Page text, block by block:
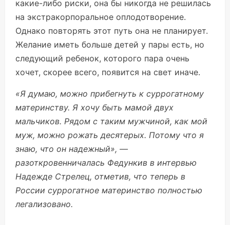
какие-либо риски, она бы никогда не решилась
на экстракорпоральное оплодотворение.
Однако повторять этот путь она не планирует.
Желание иметь больше детей у пары есть, но
следующий ребенок, которого пара очень
хочет, скорее всего, появится на свет иначе.
«Я думаю, можно прибегнуть к суррогатному
материнству. Я хочу быть мамой двух
мальчиков. Рядом с таким мужчиной, как мой
муж, можно рожать десятерых. Потому что я
знаю, что он надежный», —
разоткровенничалась Федункив в интервью
Надежде Стрелец, отметив, что теперь в
России суррогатное материнство полностью
легализовано.